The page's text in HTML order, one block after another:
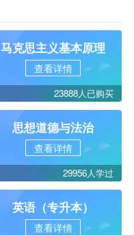
马克思主义基本原理
查看详情
23888人已购买
思想道德与法治
查看详情
29956人学过
英语（专升本）
查看详情